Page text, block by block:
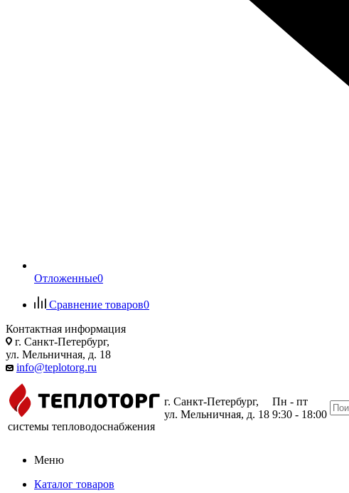
Отложенные0
Сравнение товаров0
Контактная информация
г. Санкт-Петербург,
ул. Мельничная, д. 18
info@teplotorg.ru
системы тепловодоснабжения
г. Санкт-Петербург,
ул. Мельничная, д. 18
Пн - пт
9:30 - 18:00
Меню
Каталог товаров